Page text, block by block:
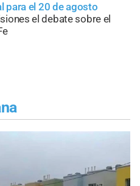
para el 20 de agosto
el debate sobre el